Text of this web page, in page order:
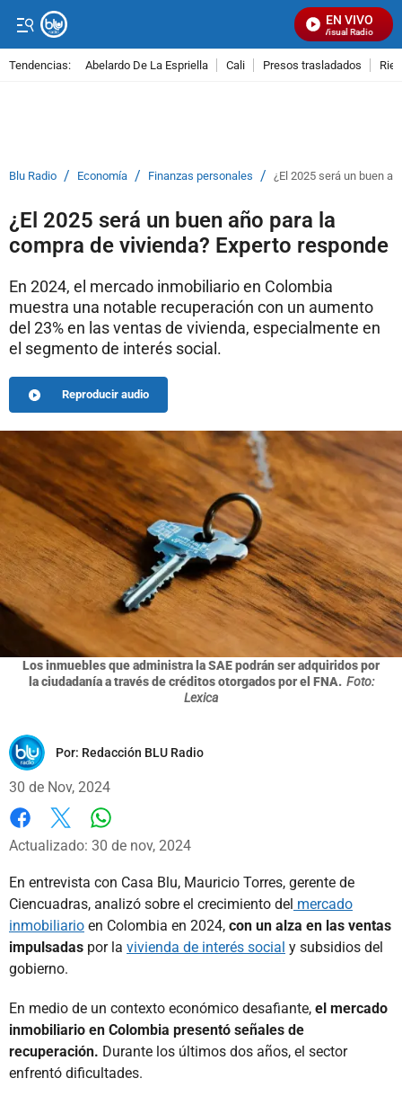
EN VIVO
Señal Visual Radio
Tendencias: Abelardo De La Espriella Cali Presos trasladados
Blu Radio / Economía / Finanzas personales / ¿El 2025 será un buen
¿El 2025 será un buen año para la
compra de vivienda? Experto responde
En 2024, el mercado inmobiliario en Colombia
muestra una notable recuperación con un aumento
del 23% en las ventas de vivienda, especialmente en
el segmento de interés social.
Reproducir audio
Los inmuebles que administra la SAE podrán ser adquiridos por
la ciudadanía a través de créditos otorgados por el FNA. Foto:
Lexica
Por: Redacción BLU Radio
30 de Nov, 2024
Facebook
X
Actualizado: 30 de nov, 2024
En entrevista con Casa Blu, Mauricio Torres, gerente de
Ciencuadras, analizó sobre el crecimiento del mercado
inmobiliario en Colombia en 2024, con un alza en las ventas
impulsadas por la vivienda de interés social y subsidios del
gobierno.
En medio de un contexto económico desafiante, el mercado
inmobiliario en Colombia presentó señales de
recuperación. Durante los últimos dos años, el sector
enfrentó dificultades.